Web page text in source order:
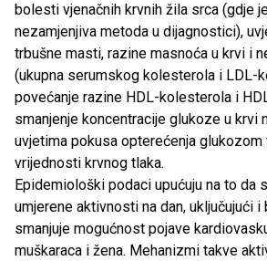
bolesti vjenačnih krvnih žila srca (gdje
nezamjenjiva metoda u dijagnostici),
trbušne masti, razine masnoća u krvi i
(ukupna serumskog kolesterola i LDL-
povećanje razine HDL-kolesterola i
smanjenje koncentracije glukoze u krvi
uvjetima pokusa opterećenja
vrijednosti krvnog tlaka.
Epidemiološki podaci upućuju na to da
umjerene aktivnosti na dan, uključujući i
smanjuje mogućnost pojave
muškaraca i žena. Mehanizmi takve